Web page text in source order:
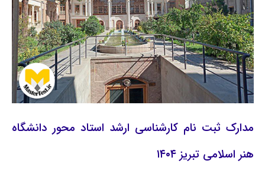
مدارک ثبت نام کارشناسی ارشد استاد محور دانشگاه
هنر اسلامی تبریز ۱۴۰۴